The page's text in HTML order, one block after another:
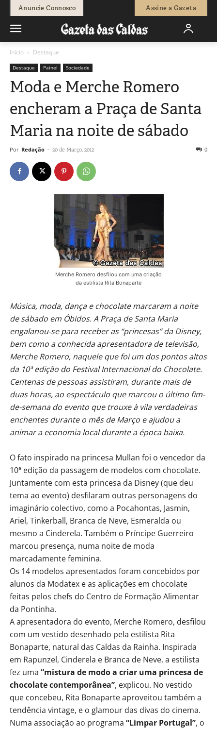
Anuncie Connosco Assine a Gazeta
Início Destaque
Destaque Painel Sociedade
Moda e Merche Romero
encheram a Praça de Santa
Maria na noite de sábado
Por Redação - 30 de Março, 2012 0
Merche Romero desfilou com uma criação
da estilista Rita Bonaparte
Música, moda, dança e chocolate marcaram a noite
de sábado em Óbidos. A Praça de Santa Maria
engalanou-se para receber as “princesas” da Disney,
bem como a conhecida apresentadora de televisão,
Merche Romero, naquele que foi um dos pontos altos
da 10ª edição do Festival Internacional do Chocolate.
Centenas de pessoas assistiram, durante mais de
duas horas, ao espectáculo que marcou o último fim-
de-semana do evento que trouxe à vila verdadeiras
enchentes durante o mês de Março e ajudou a
animar a economia local durante a época baixa.
O fato inspirado na princesa Mullan foi o vencedor da
10ª edição da passagem de modelos com chocolate.
Juntamente com esta princesa da Disney (que deu
tema ao evento) desfilaram outras personagens do
imaginário colectivo, como a Pocahontas, Jasmin,
Ariel, Tinkerball, Branca de Neve, Esmeralda ou
mesmo a Cinderela. Também o Príncipe Guerreiro
marcou presença, numa noite de moda
marcadamente feminina.
Os 14 modelos apresentados foram concebidos por
alunos da Modatex e as aplicações em chocolate
feitas pelos chefs do Centro de Formação Alimentar
da Pontinha.
A apresentadora do evento, Merche Romero, desfilou
com um vestido desenhado pela estilista Rita
Bonaparte, natural das Caldas da Rainha. Inspirada
em Rapunzel, Cinderela e Branca de Neve, a estilista
fez uma “mistura de modo a criar uma princesa de
chocolate contemporânea”, explicou. No vestido
que concebeu, Rita Bonaparte aproveitou também a
tendência vintage, e o glamour das divas do cinema.
Numa associação ao programa “Limpar Portugal”, o